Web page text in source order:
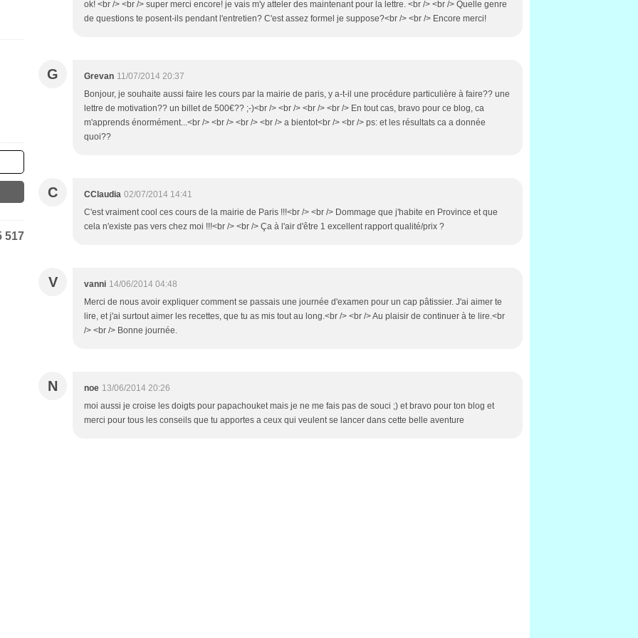
517
ok! <br /> <br /> super merci encore! je vais m'y atteler des maintenant pour la lettre. <br /> <br /> Quelle genre
de questions te posent-ils pendant l'entretien? C'est assez formel je suppose?<br /> <br /> Encore merci!
G Grevan 11/07/2014 20:37
Bonjour, je souhaite aussi faire les cours par la mairie de paris, y a-t-il une procédure particulière à faire?? une
lettre de motivation?? un billet de 500€?? ;-)<br /> <br /> <br /> <br /> En tout cas, bravo pour ce blog, ca
m'apprends énormément...<br /> <br /> <br /> <br /> a bientot<br /> <br /> ps: et les résultats ca a donnée
quoi??
C CClaudia 02/07/2014 14:41
C'est vraiment cool ces cours de la mairie de Paris !!!<br /> <br /> Dommage que j'habite en Province et que
cela n'existe pas vers chez moi !!!<br /> <br /> Ça à l'air d'être 1 excellent rapport qualité/prix ?
V vanni 14/06/2014 04:48
Merci de nous avoir expliquer comment se passais une journée d'examen pour un cap pâtissier. J'ai aimer te
lire, et j'ai surtout aimer les recettes, que tu as mis tout au long.<br /> <br /> Au plaisir de continuer à te lire.<br
/> <br /> Bonne journée.
N noe 13/06/2014 20:26
moi aussi je croise les doigts pour papachouket mais je ne me fais pas de souci ;) et bravo pour ton blog et
merci pour tous les conseils que tu apportes a ceux qui veulent se lancer dans cette belle aventure